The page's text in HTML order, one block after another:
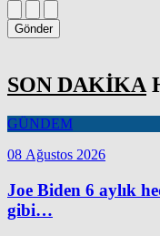
Gönder
SON DAKİKA
GÜNDEM
08 Ağustos 2026
Joe Biden 6 aylık
gibi…